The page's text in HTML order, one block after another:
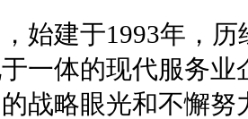
始建于1993年，
一体的现代服务
战略眼光和不懈